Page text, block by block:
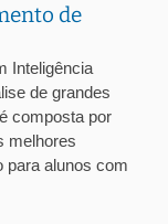
de
Inteligência
de grandes
composta por
melhores
para alunos com